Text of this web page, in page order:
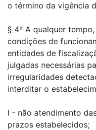
o término da vigência
§ 4º A qualquer
condições de
entidades de
julgadas necessárias
irregularidades
interditar o
I - não atendimento
prazos estabelecidos;